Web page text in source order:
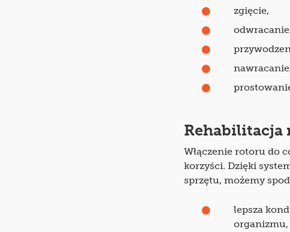
zgięcie,
Rehabilitacja
Włączenie rotoru do
korzyści. Dzięki
sprzętu, możemy
lepsza
organizmu,